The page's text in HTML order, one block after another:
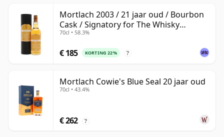
Mortlach 2003 / 21 jaar oud / Bourbon
Cask / Signatory for The Whisky
Exchange
70cl • 58.3%
€ 185 KORTING 22% ?
Mortlach Cowie's Blue Seal 20 jaar oud
70cl • 43.4%
€ 262 ?